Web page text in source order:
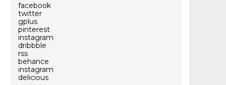
facebook
twitter
gplus
pinterest
instagram
dribbble
rss
behance
instagram
delicious